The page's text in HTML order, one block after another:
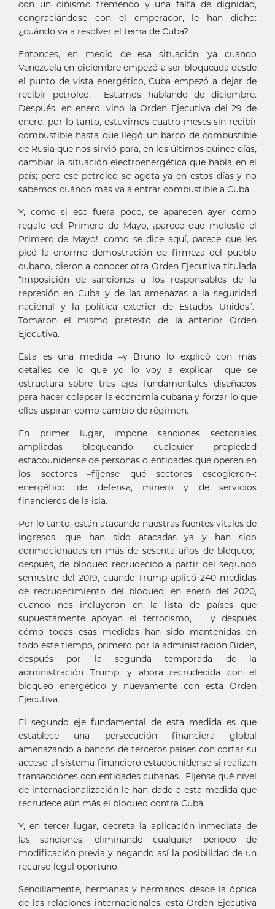
con un cinismo tremendo y una falta de dignidad,
congraciándose con el emperador, le han dicho:
¿cuándo va a resolver el tema de Cuba?
Entonces, en medio de esa situación, ya cuando
Venezuela en diciembre empezó a ser bloqueada desde
el punto de vista energético, Cuba empezó a dejar de
recibir petróleo. Estamos hablando de diciembre.
Después, en enero, vino la Orden Ejecutiva del 29 de
enero; por lo tanto, estuvimos cuatro meses sin recibir
combustible hasta que llegó un barco de combustible
de Rusia que nos sirvió para, en los últimos quince días,
cambiar la situación electroenergética que había en el
país; pero ese petróleo se agota ya en estos días y no
sabemos cuándo más va a entrar combustible a Cuba.
Y, como si eso fuera poco, se aparecen ayer como
regalo del Primero de Mayo, ¡parece que molestó el
Primero de Mayo!, como se dice aquí, parece que les
picó la enorme demostración de firmeza del pueblo
cubano, dieron a conocer otra Orden Ejecutiva titulada
“Imposición de sanciones a los responsables de la
represión en Cuba y de las amenazas a la seguridad
nacional y la política exterior de Estados Unidos”.
Tomaron el mismo pretexto de la anterior Orden
Ejecutiva.
Esta es una medida –y Bruno lo explicó con más
detalles de lo que yo lo voy a explicar– que se
estructura sobre tres ejes fundamentales diseñados
para hacer colapsar la economía cubana y forzar lo que
ellos aspiran como cambio de régimen.
En primer lugar, impone sanciones sectoriales
ampliadas bloqueando cualquier propiedad
estadounidense de personas o entidades que operen en
los sectores –fíjense qué sectores escogieron–:
energético, de defensa, minero y de servicios
financieros de la isla.
Por lo tanto, están atacando nuestras fuentes vitales de
ingresos, que han sido atacadas ya y han sido
conmocionadas en más de sesenta años de bloqueo;
después, de bloqueo recrudecido a partir del segundo
semestre del 2019, cuando Trump aplicó 240 medidas
de recrudecimiento del bloqueo; en enero del 2020,
cuando nos incluyeron en la lista de países que
supuestamente apoyan el terrorismo, y después
cómo todas esas medidas han sido mantenidas en
todo este tiempo, primero por la administración Biden,
después por la segunda temporada de la
administración Trump, y ahora recrudecida con el
bloqueo energético y nuevamente con esta Orden
Ejecutiva.
El segundo eje fundamental de esta medida es que
establece una persecución financiera global
amenazando a bancos de terceros países con cortar su
acceso al sistema financiero estadounidense si realizan
transacciones con entidades cubanas. Fíjense qué nivel
de internacionalización le han dado a esta medida que
recrudece aún más el bloqueo contra Cuba.
Y, en tercer lugar, decreta la aplicación inmediata de
las sanciones, eliminando cualquier periodo de
modificación previa y negando así la posibilidad de un
recurso legal oportuno.
Sencillamente, hermanas y hermanos, desde la óptica
de las relaciones internacionales, esta Orden Ejecutiva